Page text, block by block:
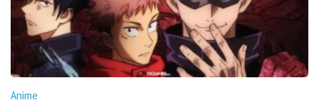
Anime